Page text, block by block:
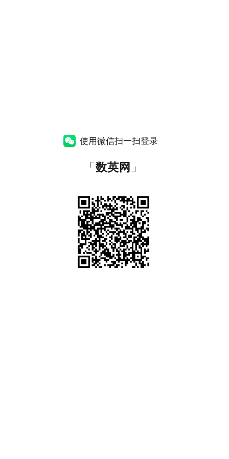
使用微信扫一扫登录
「数英网 」